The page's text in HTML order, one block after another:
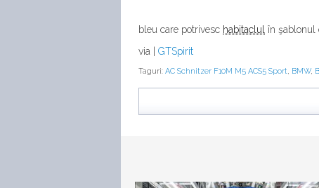
bleu care potrivesc habitaclul în şablonul
via | GTSpirit
Taguri: AC Schnitzer F10M M5 ACS5 Sport, BMW,